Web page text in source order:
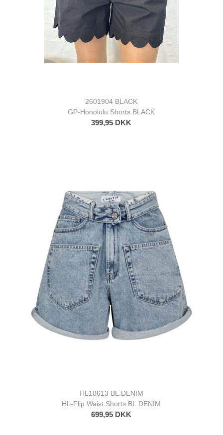
2601904 BLACK
GP-Honolulu Shorts BLACK
399,95 DKK
HL10613 BL.DENIM
HL-Flip Waist Shorts BL.DENIM
699,95 DKK